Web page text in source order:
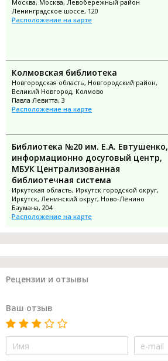
Москва, Москва, Левобережный район
Ленинградское шоссе, 120
Расположение на карте
Колмовская библиотека
Новгородская область, Новгородский район,
Великий Новгород, Колмово
Павла Левитта, 3
Расположение на карте
Библиотека №20 им. Е.А. Евтушенко,
информационно досуговый центр,
МБУК Централизованная
библиотечная система
Иркутская область, Иркутск городской округ,
Иркутск, Ленинский округ, Ново-Ленино
Баумана, 204
Расположение на карте
Рецензии и отзывы
Ваш отзыв